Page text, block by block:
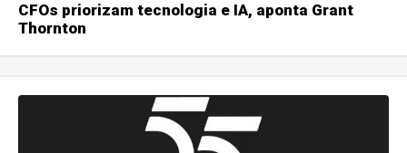
CFOs priorizam tecnologia e IA, aponta Grant
Thornton